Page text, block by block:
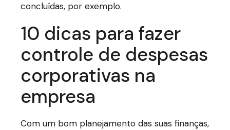
concluídas, por exemplo.
10 dicas para fazer
controle de despesas
corporativas na
empresa
Com um bom planejamento das suas finanças,